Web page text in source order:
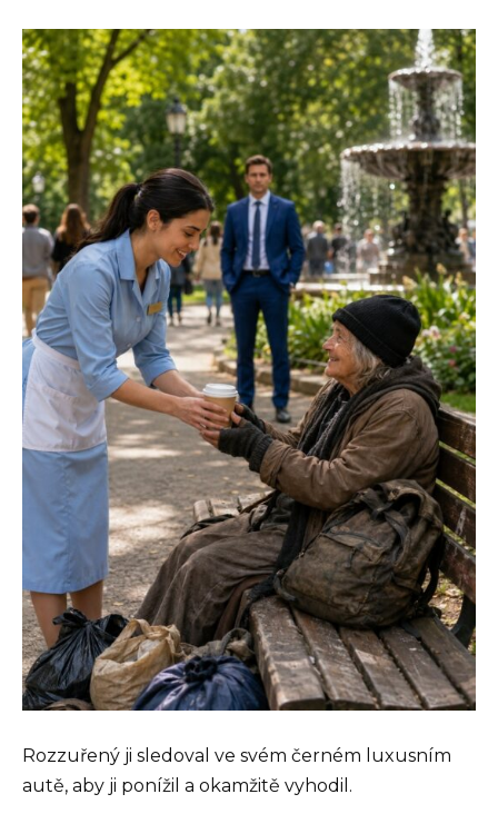
Rozzuřený ji sledoval ve svém černém luxusním
autě, aby ji ponížil a okamžitě vyhodil.